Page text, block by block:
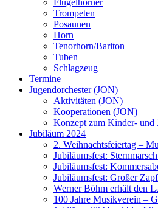
Flügelhörner
Trompeten
Posaunen
Horn
Tenorhorn/Bariton
Tuben
Schlagzeug
Termine
Jugendorchester (JON)
Aktivitäten (JON)
Kooperationen (JON)
Konzept zum Kinder- und
Jubiläum 2024
2. Weihnachtsfeiertag –
Jubiläumsfest:
Jubiläumsfest:
Jubiläumsfest: Großer
Werner Böhm erhält den
100 Jahre Musikverein –